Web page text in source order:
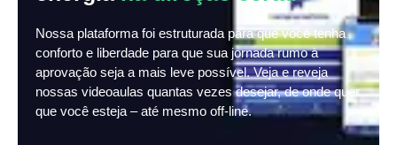
Nossa plataforma foi estruturada para que você tenha
conforto e liberdade para que sua jornada rumo à
aprovação seja a mais leve possível. Veja e reveja
nossas videoaulas quantas vezes desejar, de onde quer
que você esteja – até mesmo off-line.